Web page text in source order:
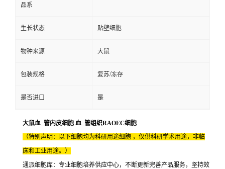
品系
生长状态 贴壁细胞
物种来源 大鼠
包装规格 复苏/冻存
是否进口 是
大鼠血_管内皮细胞 血_管组织RAOEC细胞
（特别声明：以下细胞均为科研用途细胞 ，仅供科研学术用途，非临
床和工业用途。）
通派细胞库：专业细胞培养供应中心，不断更新完善产品服务，坚持效